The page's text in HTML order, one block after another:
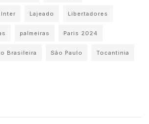
Inter Lajeado Libertadores
palmeiras Paris 2024
Brasileira São Paulo Tocantinia